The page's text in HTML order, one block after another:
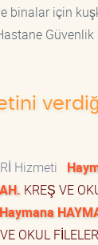
binalar için
Güvenlik
Hizmeti
KREŞ VE
Haymana
OKUL